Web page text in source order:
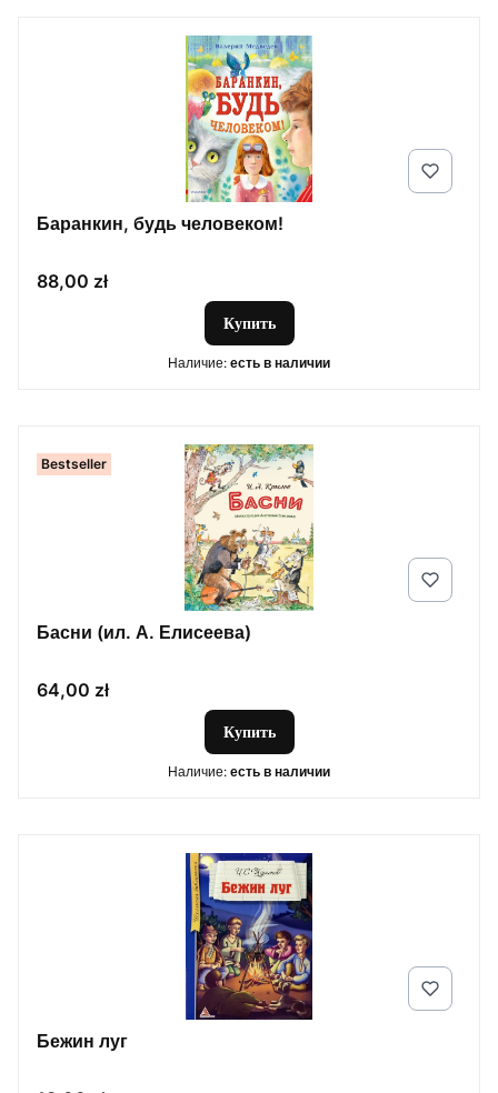
Баранкин, будь человеком!
Цена
88,00 zł
Купить
Наличие: есть в наличии
Bestseller
Басни (ил. А. Елисеева)
Цена
64,00 zł
Купить
Наличие: есть в наличии
Бежин луг